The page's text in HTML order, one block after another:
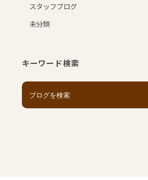
スタッフブログ
未分類
キーワード検索